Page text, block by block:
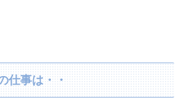
仕事は・・